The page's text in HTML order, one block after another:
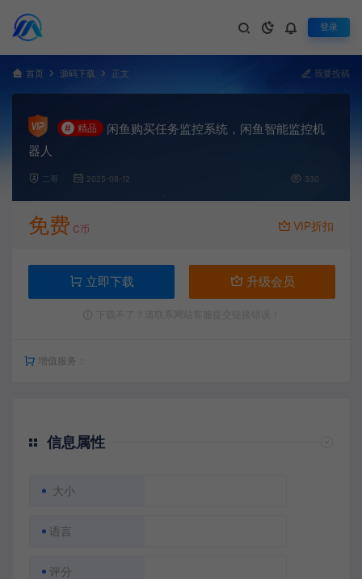
登录
首页 源码下载 正文 我要投稿
# 精品
闲鱼购买任务监控系统，闲鱼智能监控机
器人
二哥 2025-08-12 330
免费 C币 VIP折扣
立即下载 升级会员
增值服务：
信息属性
大小
语言
评分